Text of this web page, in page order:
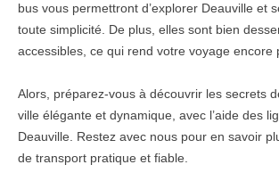
bus vous permettront d’explorer Deauville et
toute simplicité. De plus, elles sont bien
accessibles, ce qui rend votre voyage encore
Alors, préparez-vous à découvrir les secrets
ville élégante et dynamique, avec l’aide des
Deauville. Restez avec nous pour en savoir
de transport pratique et fiable.